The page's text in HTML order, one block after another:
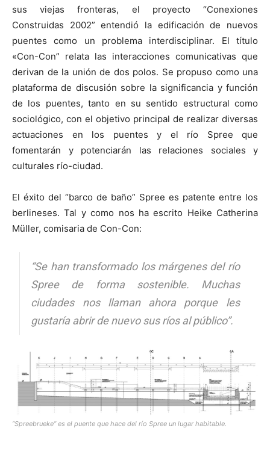
sus viejas fronteras, el proyecto “Conexiones
Construidas 2002” entendió la edificación de nuevos
puentes como un problema interdisciplinar. El título
«Con-Con” relata las interacciones comunicativas que
derivan de la unión de dos polos. Se propuso como una
plataforma de discusión sobre la significancia y función
de los puentes, tanto en su sentido estructural como
sociológico, con el objetivo principal de realizar diversas
actuaciones en los puentes y el río Spree que
fomentarán y potenciarán las relaciones sociales y
culturales río-ciudad.
El éxito del “barco de baño” Spree es patente entre los
berlineses. Tal y como nos ha escrito Heike Catherina
Müller, comisaria de Con-Con:
“Se han transformado los márgenes del río
Spree de forma sostenible. Muchas
ciudades nos llaman ahora porque les
gustaría abrir de nuevo sus ríos al público”.
“Spreebrueke” es el puente que hace del río Spree un lugar habitable.